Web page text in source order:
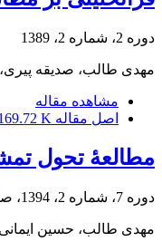
دوره 2، شماره 2، 1389
مهدی طالب، صدیقه
مشاهده مقاله
اصل مقاله K
مطالعۀ تحول
دوره 7، شماره 2، 1394، صفحه
مهدی طالب، حسین